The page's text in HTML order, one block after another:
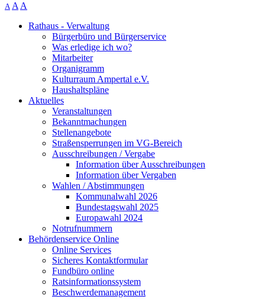
A A A
Rathaus - Verwaltung
Bürgerbüro und Bürgerservice
Was erledige ich wo?
Mitarbeiter
Organigramm
Kulturraum Ampertal e.V.
Haushaltspläne
Aktuelles
Veranstaltungen
Bekanntmachungen
Stellenangebote
Straßensperrungen im VG-Bereich
Ausschreibungen / Vergabe
Information über Ausschreibungen
Information über Vergaben
Wahlen / Abstimmungen
Kommunalwahl 2026
Bundestagswahl 2025
Europawahl 2024
Notrufnummern
Behördenservice Online
Online Services
Sicheres Kontaktformular
Fundbüro online
Ratsinformationssystem
Beschwerdemanagement